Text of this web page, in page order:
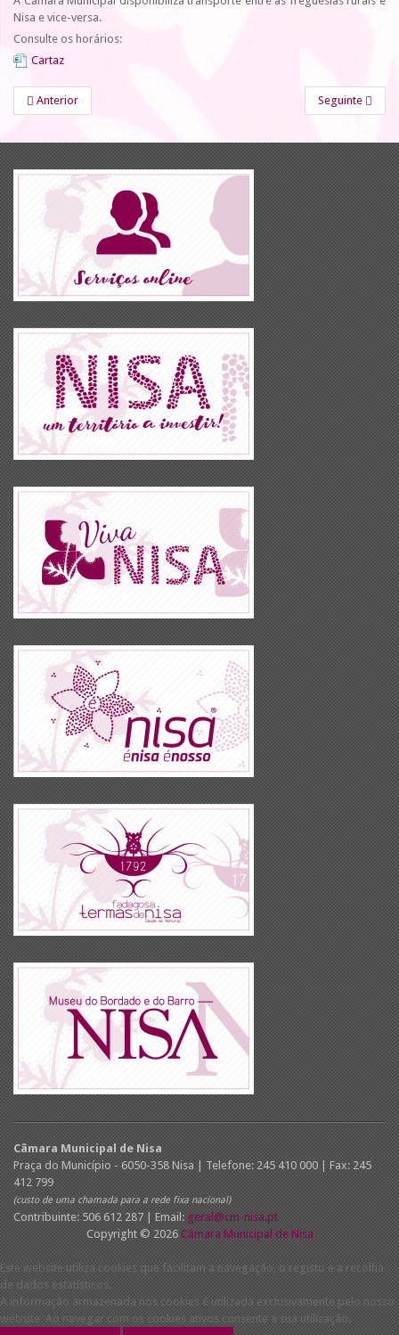
Nisa e vice-versa.
Consulte os horários:
Cartaz
Anterior Seguinte
Câmara Municipal de Nisa
Praça do Município - 6050-358 Nisa | Telefone: 245 410 000 | Fax: 245
412 799
(custo de uma chamada para a rede fixa nacional)
Contribuinte: 506 612 287 | Email: geral@cm-nisa.pt
Copyright © 2026 Câmara Municipal de Nisa
Este website utiliza cookies que facilitam a navegação, o registo e a recolha
de dados estatísticos.
A informação armazenada nos cookies é utilizada exclusivamente pelo nosso
website. Ao navegar com os cookies ativos consente a sua utilização.